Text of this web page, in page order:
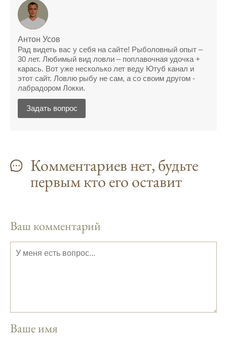
Учитывайте фазы луны при планировании
рыбалки и проверяйте прогноз клева.
Находитесь в Московской области? Это
прекрасное место для рыбалки, и прогноз
клева вам в помощь.
Прогноз клева учитывает разные факторы,
и это делает его надежным.
Я всегда учитываю фазы луны и погодные
изменения температуры воды для более
точных результатов.
Благодаря точному прогнозу, я смог
Сегодняшний прогноз клева на реке
Мербуш сработал на славу.
Антон Усов
Рад видеть вас у себя на сайте! Рыболовный опыт –
30 лет. Любимый вид ловли – поплавочная удочка +
карась. Вот уже несколько лет веду Ютуб канал и
этот сайт. Ловлю рыбу не сам, а со своим другом -
лабрадором Локки.
Задать вопрос
Комментариев нет, будьте
первым кто его оставит
Ваш комментарий
Ваше имя